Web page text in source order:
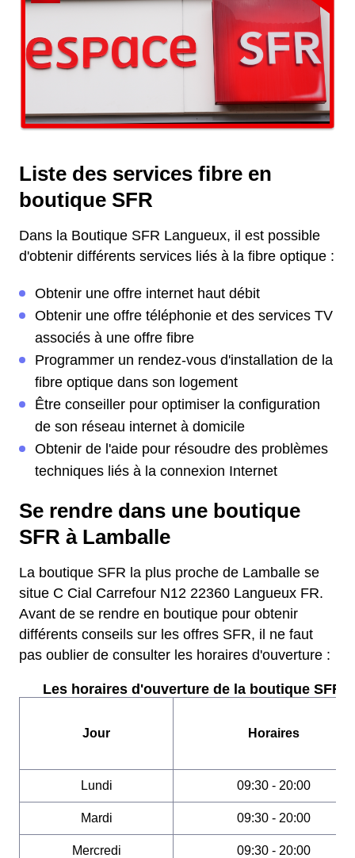
Liste des services fibre en
boutique SFR
Dans la Boutique SFR Langueux, il est possible
d'obtenir différents services liés à la fibre optique :
Obtenir une offre internet haut débit
Obtenir une offre téléphonie et des services TV
associés à une offre fibre
Programmer un rendez-vous d'installation de la
fibre optique dans son logement
Être conseiller pour optimiser la configuration
de son réseau internet à domicile
Obtenir de l'aide pour résoudre des problèmes
techniques liés à la connexion Internet
Se rendre dans une boutique
SFR à Lamballe
La boutique SFR la plus proche de Lamballe se
situe C Cial Carrefour N12 22360 Langueux FR.
Avant de se rendre en boutique pour obtenir
différents conseils sur les offres SFR, il ne faut
pas oublier de consulter les horaires d'ouverture :
Les horaires d'ouverture de la boutique SFR :
Jour Horaires
Lundi 09:30 - 20:00
Mardi 09:30 - 20:00
Mercredi 09:30 - 20:00